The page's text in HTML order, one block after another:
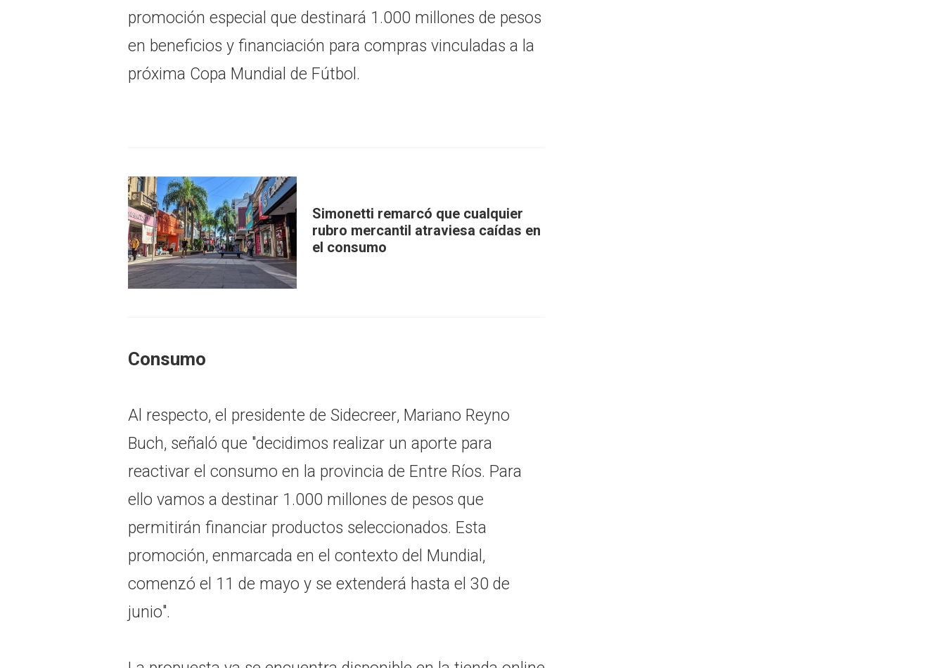
promoción especial que destinará 1.000 millones de pesos
en beneficios y financiación para compras vinculadas a la
próxima Copa Mundial de Fútbol.
Simonetti remarcó que cualquier
rubro mercantil atraviesa caídas en
el consumo
Consumo
Al respecto, el presidente de Sidecreer, Mariano Reyno
Buch, señaló que "decidimos realizar un aporte para
reactivar el consumo en la provincia de Entre Ríos. Para
ello vamos a destinar 1.000 millones de pesos que
permitirán financiar productos seleccionados. Esta
promoción, enmarcada en el contexto del Mundial,
comenzó el 11 de mayo y se extenderá hasta el 30 de
junio".